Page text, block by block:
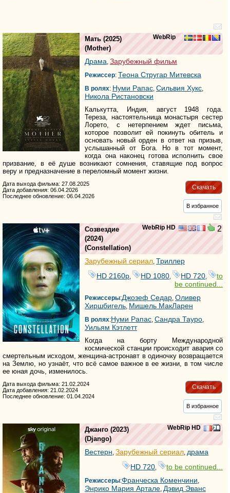
WebRip
Мать (2025)
(Mother)
Драма, Зарубежный фильм
Режиссер: Теона Стругар Митевска
В ролях: Нуми Рапас, Сильвия Хукс,
Никола Ристановски
Калькутта, Индия, август 1948 года.
Тереза, настоятельница монастыря сестер
Лорето, с нетерпением ждет письма,
которое позволит ей покинуть обитель и
основать новый орден в ответ на призыв,
услышанный от Бога. Но в тот момент,
когда она наконец готова исполнить свое
призвание, в её душе возникают сомнения, ставящие под вопрос
веру и предназначение в переломный момент жизни.
Скачать
Дата выхода фильма: 27.08.2025
Дата добавления: 06.04.2026
Последнее обновление: 06.04.2026
В избранное
WebRip HD 2
Созвездие
(2024)
(Constellation)
Зарубежный сериал, Триллер
HD 2160р
HD 1080 HD 720
to
be continued...
Режиссеры:Джозеф Седар, Оливер
Хиршбигель, Мишель МакЛарен
В ролях:Нуми Рапас, Сандра Тауро,
Уильям Кэтлетт
Когда на борту Международной
космической станции происходит авария со
смертельным исходом, женщина-астронавт в одиночку возвращается
на Землю, но узнаёт, что всё самое важное в ее жизни, в том числе
ее юная дочь, изменилось.
Скачать
Дата выхода фильма: 21.02.2024
Дата добавления: 21.02.2024
Последнее обновление: 01.04.2024
В избранное
WebRip HD
Джанго (2023)
(Django)
Вестерн Зарубежный сериал драма
HD 720
to be continued...
Режиссеры:Франческа Коменчини
Энрико Мария Артале Дэвид Эванс